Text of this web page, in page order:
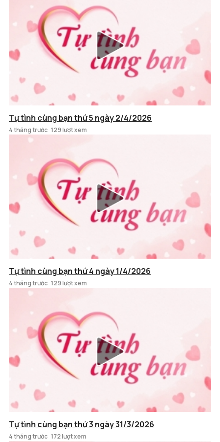
Tự tình cùng bạn thứ 5 ngày 2/4/2026
4 tháng trước 129 lượt xem
Tự tình cùng bạn thứ 4 ngày 1/4/2026
4 tháng trước 129 lượt xem
Tự tình cùng bạn thứ 3 ngày 31/3/2026
4 tháng trước 172 lượt xem